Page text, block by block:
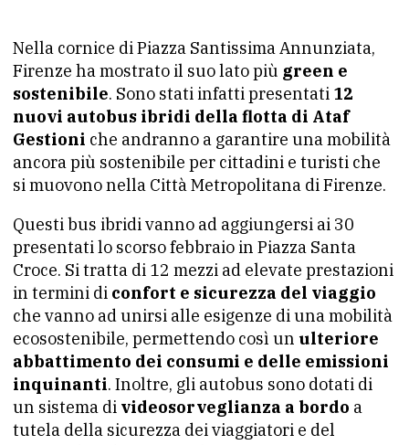
Nella cornice di Piazza Santissima Annunziata,
Firenze ha mostrato il suo lato più green e
sostenibile. Sono stati infatti presentati 12
nuovi autobus ibridi della flotta di Ataf
Gestioni che andranno a garantire una mobilità
ancora più sostenibile per cittadini e turisti che
si muovono nella Città Metropolitana di Firenze.
Questi bus ibridi vanno ad aggiungersi ai 30
presentati lo scorso febbraio in Piazza Santa
Croce. Si tratta di 12 mezzi ad elevate prestazioni
in termini di confort e sicurezza del viaggio
che vanno ad unirsi alle esigenze di una mobilità
ecosostenibile, permettendo così un ulteriore
abbattimento dei consumi e delle emissioni
inquinanti. Inoltre, gli autobus sono dotati di
un sistema di videosorveglianza a bordo a
tutela della sicurezza dei viaggiatori e del